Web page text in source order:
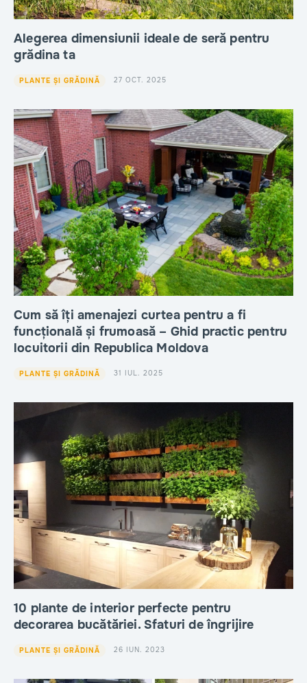
Alegerea dimensiunii ideale de seră pentru
grădina ta
PLANTE ȘI GRĂDINĂ 27 OCT. 2025
Cum să îți amenajezi curtea pentru a fi
funcțională și frumoasă – Ghid practic pentru
locuitorii din Republica Moldova
PLANTE ȘI GRĂDINĂ 31 IUL. 2025
10 plante de interior perfecte pentru
decorarea bucătăriei. Sfaturi de îngrijire
PLANTE ȘI GRĂDINĂ 26 IUN. 2023